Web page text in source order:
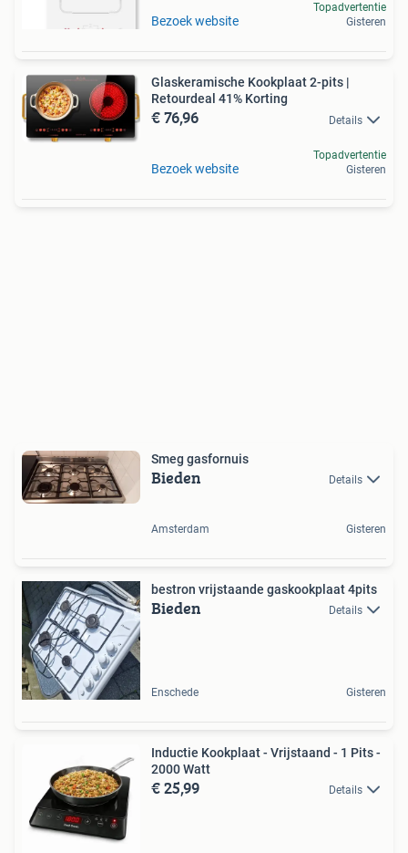
Bezoek website
Topadvertentie
Gisteren
Glaskeramische Kookplaat 2-pits |
Retourdeal 41% Korting
€ 76,96 Details
Bezoek website
Topadvertentie
Gisteren
Smeg gasfornuis
Bieden Details
Amsterdam Gisteren
bestron vrijstaande gaskookplaat 4pits
Bieden Details
Enschede Gisteren
Inductie Kookplaat - Vrijstaand - 1 Pits -
2000 Watt
€ 25,99 Details